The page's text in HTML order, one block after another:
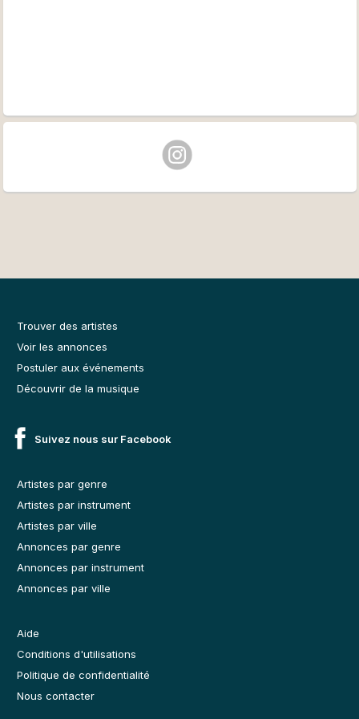
Trouver des artistes
Voir les annonces
Postuler aux événements
Découvrir de la musique
Suivez nous sur Facebook
Artistes par genre
Artistes par instrument
Artistes par ville
Annonces par genre
Annonces par instrument
Annonces par ville
Aide
Conditions d'utilisations
Politique de confidentialité
Nous contacter